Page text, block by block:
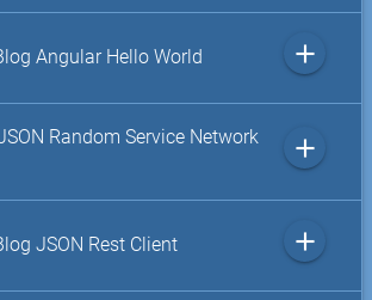
Angular Hello World add
Random Service Network
add
JSON Rest Client add